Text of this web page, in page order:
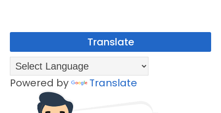
Translate
Powered by Translate